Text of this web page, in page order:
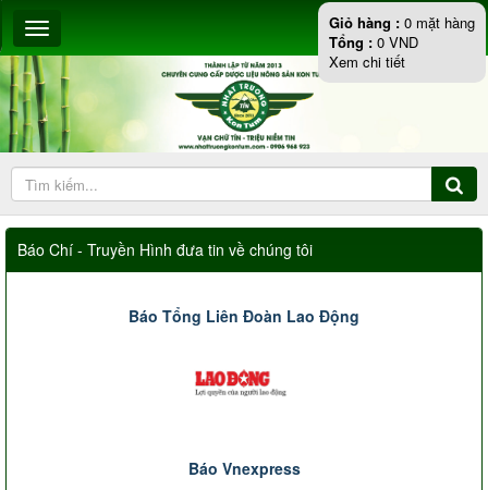
Báo Chí - Truyền Hình đưa tin về chúng tôi
Báo Tổng Liên Đoàn Lao Động
Báo Vnexpress
Giỏ hàng : 0 mặt hàng
Tổng : 0 VND
Xem chi tiết